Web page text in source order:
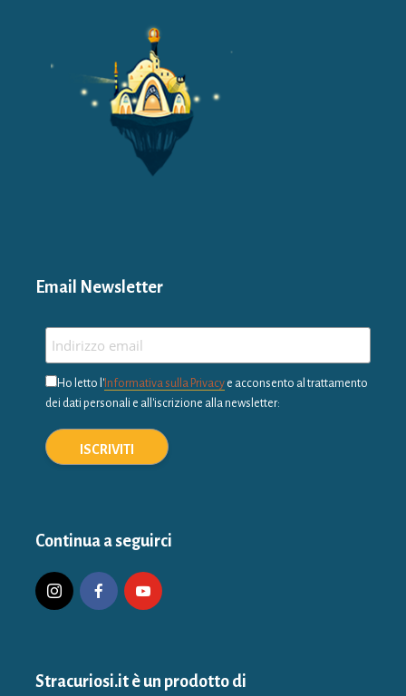
Email Newsletter
Ho letto l' Informativa sulla Privacy e acconsento al trattamento
dei dati personali e all'iscrizione alla newsletter:
Continua a seguirci
Stracuriosi.it è un prodotto di